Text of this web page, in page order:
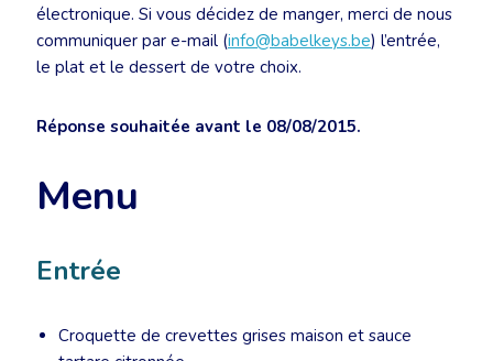
électronique. Si vous décidez de manger, merci de nous
communiquer par e-mail (info@babelkeys.be) l’entrée,
le plat et le dessert de votre choix.
Réponse souhaitée avant le 08/08/2015.
Menu
Entrée
Croquette de crevettes grises maison et sauce